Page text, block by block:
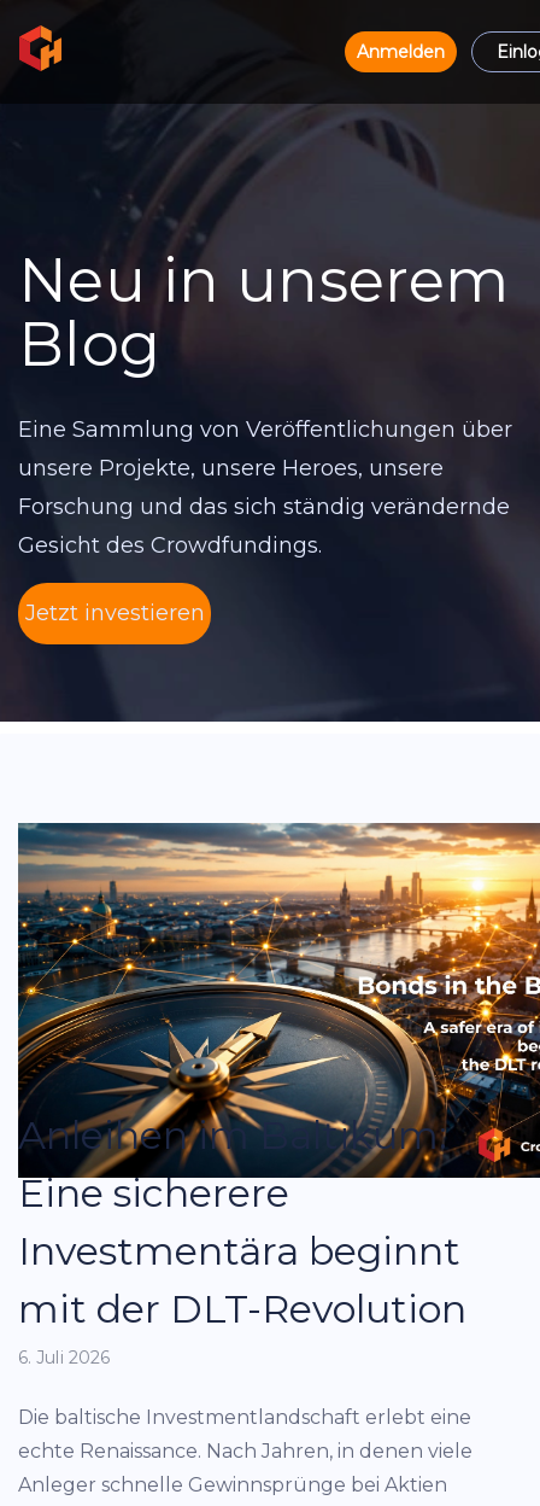
Anmelden
Neu in unserem
Blog
Eine Sammlung von Veröffentlichungen über
unsere Projekte, unsere Heroes, unsere
Forschung und das sich ständig verändernde
Gesicht des Crowdfundings.
Jetzt investieren
Anleihen im Baltikum:
Eine sicherere
Investmentära beginnt
mit der DLT-Revolution
6. Juli 2026
Die baltische Investmentlandschaft erlebt eine
echte Renaissance. Nach Jahren, in denen viele
Anleger schnelle Gewinnsprünge bei Aktien